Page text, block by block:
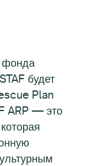
фонда
будет
Plan
ARP — это